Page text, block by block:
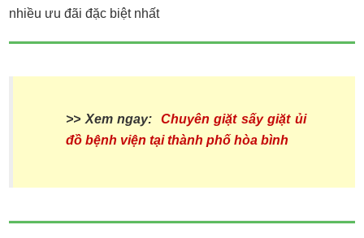
nhiều ưu đãi đặc biệt nhất
>> Xem ngay:
Chuyên giặt sấy giặt ủi
đồ bệnh viện tại thành phố hòa bình